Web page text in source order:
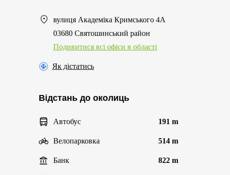
вулиця Академіка Кримського 4А
03680 Святошинський район
Подивитися всі офіси в області
Як дістатись
Відстань до околиць
Автобус 191 m
Велопарковка 514 m
Банк 822 m